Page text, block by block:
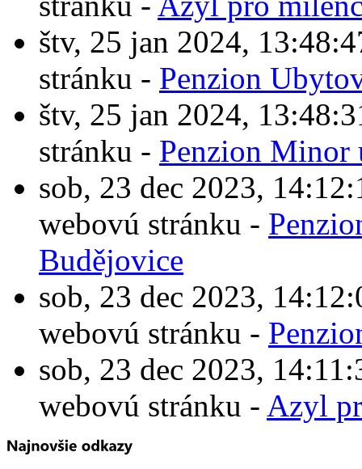
štv, 25 jan 2024,
stránku - Penzion
štv, 25 jan 2024,
stránku - Penzion Minor
sob, 23 dec 2023,
webovú stránku -
Budějovice
sob, 23 dec 2023,
webovú stránku -
sob, 23 dec 2023,
webovú stránku - Azyl